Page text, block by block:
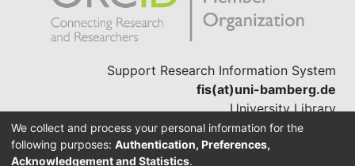
Support Research Information System
fis(at)uni-bamberg.de
University Library
(0951) 863-1568
We collect and process your personal information for the
following purposes: Authentication, Preferences,
Acknowledgement and Statistics.